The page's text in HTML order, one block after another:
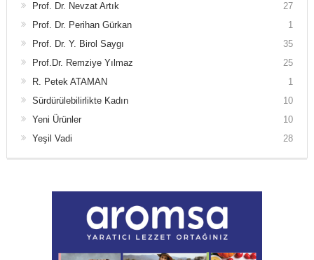
Prof. Dr. Nevzat Artık
27
Prof. Dr. Perihan Gürkan
1
Prof. Dr. Y. Birol Saygı
35
Prof.Dr. Remziye Yılmaz
25
R. Petek ATAMAN
1
Sürdürülebilirlikte Kadın
10
Yeni Ürünler
10
Yeşil Vadi
28